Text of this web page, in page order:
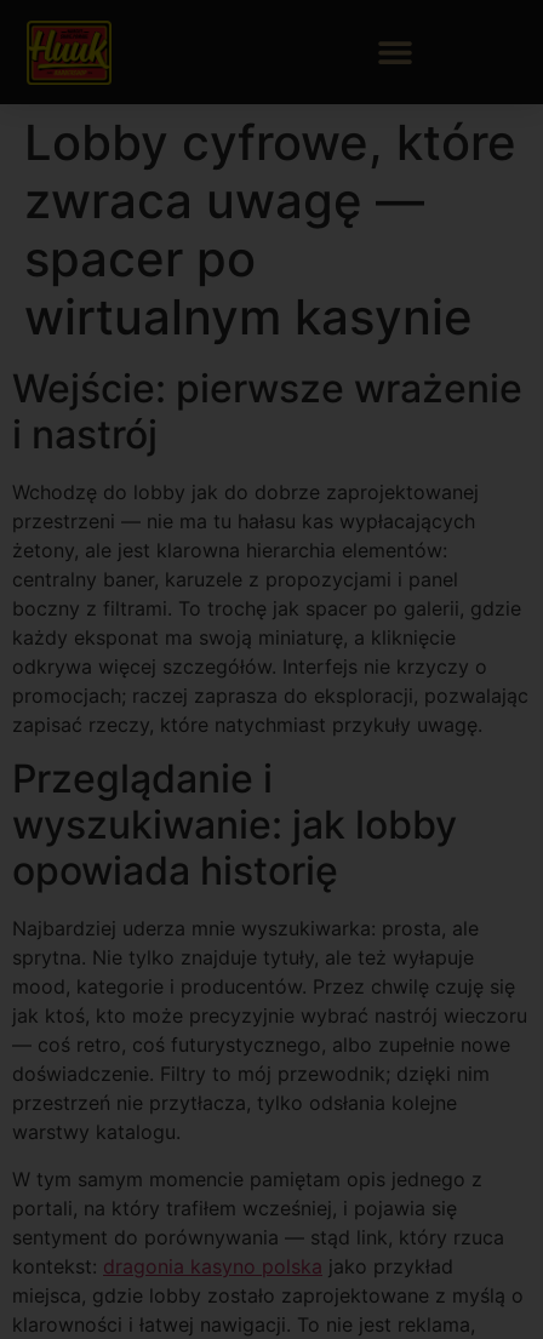
Lobby cyfrowe, które
zwraca uwagę —
spacer po
wirtualnym kasynie
Wejście: pierwsze wrażenie
i nastrój
Wchodzę do lobby jak do dobrze zaprojektowanej
przestrzeni — nie ma tu hałasu kas wypłacających
żetony, ale jest klarowna hierarchia elementów:
centralny baner, karuzele z propozycjami i panel
boczny z filtrami. To trochę jak spacer po galerii, gdzie
każdy eksponat ma swoją miniaturę, a kliknięcie
odkrywa więcej szczegółów. Interfejs nie krzyczy o
promocjach; raczej zaprasza do eksploracji, pozwalając
zapisać rzeczy, które natychmiast przykuły uwagę.
Przeglądanie i
wyszukiwanie: jak lobby
opowiada historię
Najbardziej uderza mnie wyszukiwarka: prosta, ale
sprytna. Nie tylko znajduje tytuły, ale też wyłapuje
mood, kategorie i producentów. Przez chwilę czuję się
jak ktoś, kto może precyzyjnie wybrać nastrój wieczoru
— coś retro, coś futurystycznego, albo zupełnie nowe
doświadczenie. Filtry to mój przewodnik; dzięki nim
przestrzeń nie przytłacza, tylko odsłania kolejne
warstwy katalogu.
W tym samym momencie pamiętam opis jednego z
portali, na który trafiłem wcześniej, i pojawia się
sentyment do porównywania — stąd link, który rzuca
kontekst: dragonia kasyno polska jako przykład
miejsca, gdzie lobby zostało zaprojektowane z myślą o
klarowności i łatwej nawigacji. To nie jest reklama,